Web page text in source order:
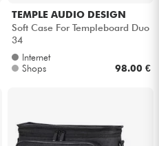
TEMPLE AUDIO DESIGN
Soft Case For Templeboard Duo
34
Internet
Shops
98.00 €